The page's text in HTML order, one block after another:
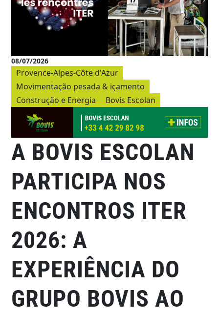
08/07/2026
Provence-Alpes-Côte d'Azur
Movimentação pesada & içamento
Construção e Energia
Bovis Escolan
A BOVIS ESCOLAN
PARTICIPA NOS
ENCONTROS ITER
2026: A
EXPERIÊNCIA DO
GRUPO BOVIS AO